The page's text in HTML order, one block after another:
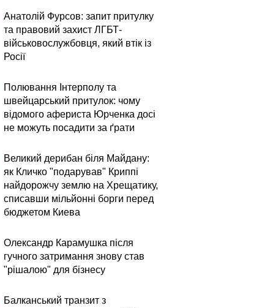
Анатолій Фурсов: запит притулку
та правовий захист ЛГБТ-
військовослужбовця, який втік із
Росії
Полювання Інтерполу та
швейцарський притулок: чому
відомого афериста Юрченка досі
не можуть посадити за ґрати
Великий дерибан біля Майдану:
як Кличко "подарував" Криппі
найдорожчу землю на Хрещатику,
списавши мільйонні борги перед
бюджетом Киева
Олександр Карамушка після
гучного затримання знову став
"рішалою" для бізнесу
Балканський транзит з